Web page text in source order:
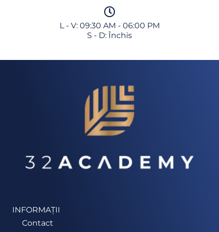
L - V: 09:30 AM - 06:00 PM
S - D: Închis
INFORMAȚII
Contact